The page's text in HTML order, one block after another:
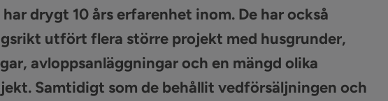
har drygt 10 års erfarenhet inom. De har också
utfört flera större projekt med husgrunder,
avloppsanläggningar och en mängd olika
Samtidigt som de behållit vedförsäljningen och